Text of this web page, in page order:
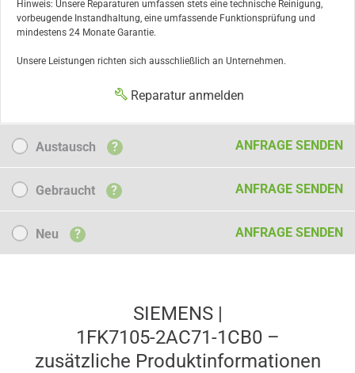
Hinweis: Unsere Reparaturen umfassen stets eine technische Reinigung,
vorbeugende Instandhaltung, eine umfassende Funktionsprüfung und
mindestens 24 Monate Garantie.
Unsere Leistungen richten sich ausschließlich an Unternehmen.
Reparatur anmelden
Austausch
Austausch ? ANFRAGE SENDEN
Gebraucht
Gebraucht ? ANFRAGE SENDEN
NeuNeu ? ANFRAGE SENDEN
SIEMENS |
1FK7105-2AC71-1CB0 –
zusätzliche Produkt­informationen